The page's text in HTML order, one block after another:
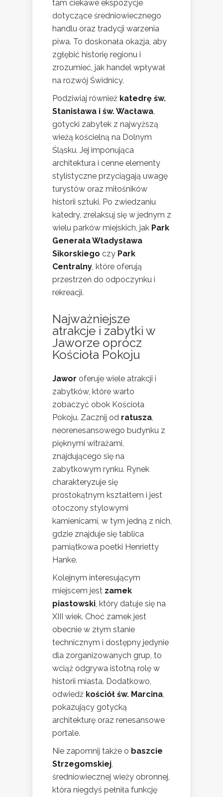
tam ciekawe ekspozycje
dotyczące średniowiecznego
handlu oraz tradycji warzenia
piwa. To doskonała okazja, aby
zgłębić historię regionu i
zrozumieć, jak handel wpływał
na rozwój Świdnicy.
Podziwiaj również katedrę św.
Stanisława i św. Wacława
gotycki zabytek z najwyższą
wieżą kościelną na Dolnym
Śląsku. Jej imponująca
architektura i cenne elementy
stylistyczne przyciągają uwagę
turystów oraz miłośników
historii sztuki. Po zwiedzaniu
katedry, zrelaksuj się w jednym z
wielu parków miejskich, jak Park
Generała Władysława
Sikorskiego czy Park
Centralny , które oferują
przestrzeń do odpoczynku i
rekreacji.
Najważniejsze
atrakcje i zabytki w
Jaworze oprócz
Kościoła Pokoju
Jawor oferuje wiele atrakcji i
zabytków, które warto
zobaczyć obok Kościoła
Pokoju. Zacznij od ratusza
neorenesansowego budynku z
pięknymi witrażami,
znajdującego się na
zabytkowym rynku. Rynek
charakteryzuje się
prostokątnym kształtem i jest
otoczony stylowymi
kamienicami, w tym jedną z nich,
gdzie znajduje się tablica
pamiątkowa poetki Henrietty
Hanke.
Kolejnym interesującym
miejscem jest zamek
piastowski , który datuje się na
XIII wiek. Choć zamek jest
obecnie w złym stanie
technicznym i dostępny jedynie
dla zorganizowanych grup, to
wciąż odgrywa istotną rolę w
historii miasta. Dodatkowo,
odwiedź kościół św. Marcina
pokazujący gotycką
architekturę oraz renesansowe
portale.
Nie zapomnij także o baszcie
Strzegomskiej
średniowiecznej wieży obronnej,
która niegdyś pełniła funkcję